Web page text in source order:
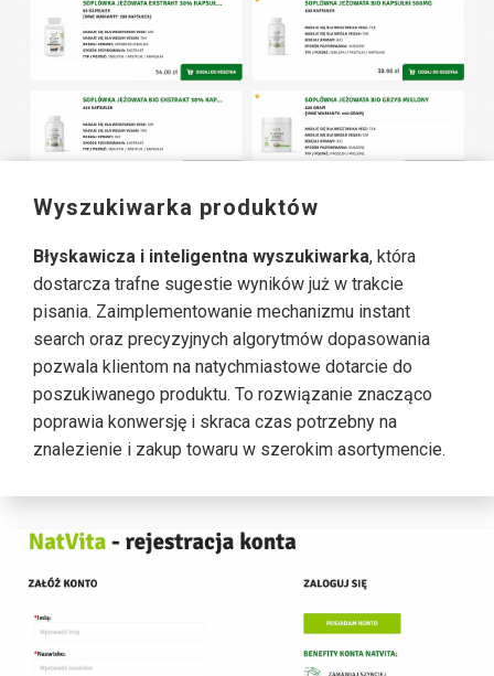
Wyszukiwarka produktów
Błyskawicza i inteligentna wyszukiwarka, która
dostarcza trafne sugestie wyników już w trakcie
pisania. Zaimplementowanie mechanizmu instant
search oraz precyzyjnych algorytmów dopasowania
pozwala klientom na natychmiastowe dotarcie do
poszukiwanego produktu. To rozwiązanie znacząco
poprawia konwersję i skraca czas potrzebny na
znalezienie i zakup towaru w szerokim asortymencie.